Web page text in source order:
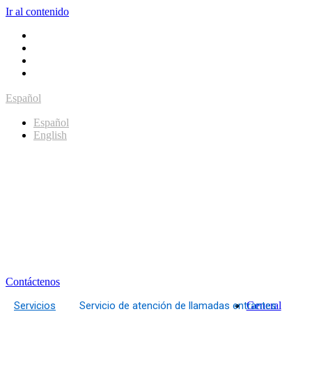
Ir al contenido
Español
Español
English
Contáctenos
Servicios Servicio de atención de llamadas entrantes
General